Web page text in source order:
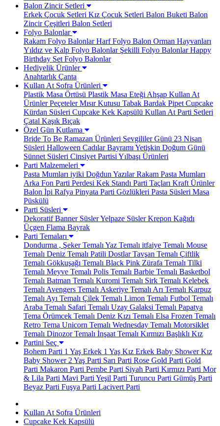
Balon Zincir Setleri
Erkek Çocuk Setleri Kız Çocuk Setleri Balon Buketi Balon
Zincir Çeşitleri Balon Setleri
Folyo Balonlar
Rakam Folyo BalonlarHarf Folyo Balon Orman Hayvanları
Yıldız ve Kalp Folyo BalonlarŞekilli Folyo BalonlarHappy
Birthday Set Folyo Balonlar
Hediyelik Ürünler
Anahtarlık Çanta
Kullan At Sofra Ürünleri
Plastik Masa Örtüsü Plastik Masa Eteği Ahşap Kullan At
ÜrünlerPeçetelerMısır Kutusu Tabak Bardak Pipet Cupcake
Kürdan Süsleri Cupcake Kek Kapsülü Kullan At Parti Setleri
Çatal Kaşık Bıçak
Özel Gün Kutlama
Bride To Be Ramazan Ürünleri Sevgililer Günü 23 Nisan
Süsleri Halloween Cadılar Bayramı Yetişkin Doğum Günü
Sünnet Süsleri Cinsiyet Partisi Yılbaşı Ürünleri
Parti Malzemeleri
Pasta Mumları iyiki Doğdun YazılarRakam Pasta Mumları
Arka Fon Parti Perdesi Kek Standı Parti Taçları Kraft Ürünler
Balon İpi Rafya Pinyata Parti Gözlükleri Pasta Süsleri Masa
Püskülü
Parti Süsleri
Dekoratif Banner SüslerYelpaze SüslerKrepon Kağıdı
Üçgen Flama Bayrak
Parti Temaları
Dondurma , Şeker Temalı Yaz Temalı itfaiye Temalı Mouse
Temalı Deniz Temalı Patili DostlarTavşan Temalı Çiftlik
Temalı Gökkuşağı Temalı Black Pink Zürafa Temalı Tilki
Temalı Meyve Temalı Polis Temalı Barbie Temalı Basketbol
Temalı Batman Temalı Kuromi Temalı Sirk Temalı Kelebek
Temalı Avengers Temalı Askeriye Temalı Arı Temalı Karpuz
Temalı Ayı Temalı Çilek Temalı Limon Temalı Futbol Temalı
Araba Temalı Safari Temalı Uzay Galaksi Temalı Papatya
Tema Örümcek Temalı Deniz Kızı Temalı Elsa Frozen Temalı
Retro Tema Unicorn Temalı Wednesday Temalı Motorsiklet
Temalı Dinozor Temalı İnşaat Temalı Kırmızı Başlıklı Kız
Partini Seç
Bohem Parti 1 Yaş Erkek 1 Yaş Kız Erkek Baby ShowerKız
Baby Shower2 Yaş Parti Sarı Parti Rose Gold Parti Gold
Parti Makaron Parti Pembe Parti Siyah Parti Kırmızı Parti Mor
& Lila Parti Mavi Parti Yeşil Parti Turuncu Parti Gümüş Parti
Beyaz Parti Fuşya Parti Lacivert Parti
Kullan At Sofra Ürünleri
Cupcake Kek Kapsülü